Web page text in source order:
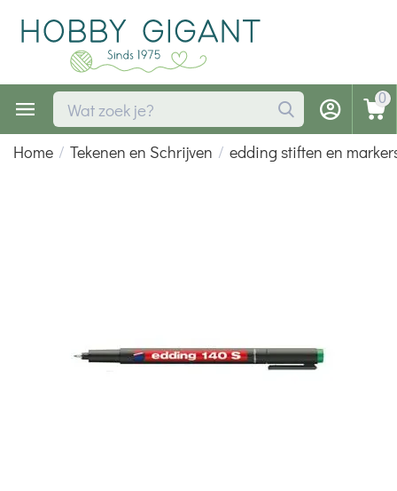
0
Home / Tekenen en Schrijven / edding stiften en